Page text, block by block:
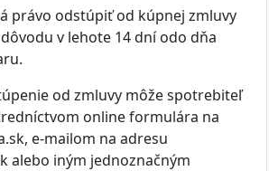
právo odstúpiť od kúpnej zmluvy
v lehote 14 dní odo dňa
od zmluvy môže spotrebiteľ
online formulára na
e-mailom na adresu
alebo iným jednoznačným